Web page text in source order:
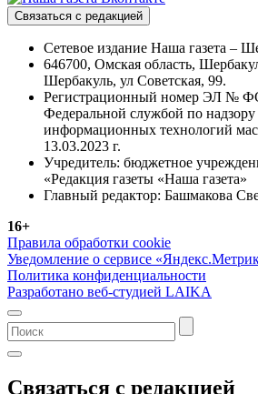
Связаться с редакцией
Сетевое издание Наша газета –
646700, Омская область,
Шербакуль, ул Советская, 99.
Регистрационный номер ЭЛ №
Федеральной службой по надзору
информационных технологий
13.03.2023 г.
Учредитель: бюджетное
«Редакция газеты «Наша газета»
Главный редактор: Башмакова
16+
Правила обработки cookie
Уведомление о сервисе
Политика конфиденциальности
Разработано веб-студией LAIKA
Связаться с редакцией